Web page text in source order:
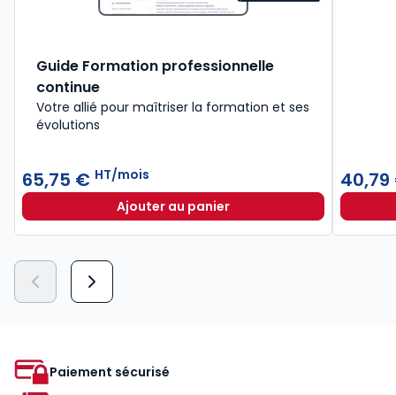
Guide Formation professionnelle
continue
Votre allié pour maîtriser la formation et ses
évolutions
65,75 € HT/mois
Ajouter au panierGuide Formation professionnelle
Paiement sécurisé